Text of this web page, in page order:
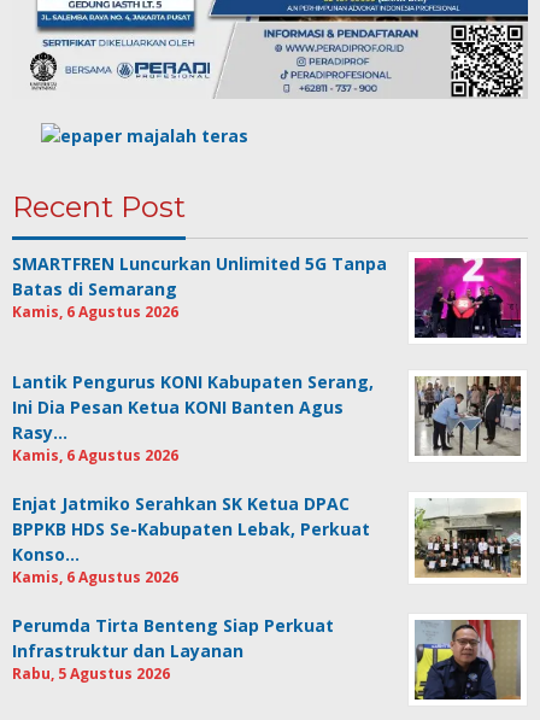
Recent Post
SMARTFREN Luncurkan Unlimited 5G Tanpa
Batas di Semarang
Kamis, 6 Agustus 2026
Lantik Pengurus KONI Kabupaten Serang,
Ini Dia Pesan Ketua KONI Banten Agus
Rasy…
Kamis, 6 Agustus 2026
Enjat Jatmiko Serahkan SK Ketua DPAC
BPPKB HDS Se-Kabupaten Lebak, Perkuat
Konso…
Kamis, 6 Agustus 2026
Perumda Tirta Benteng Siap Perkuat
Infrastruktur dan Layanan
Rabu, 5 Agustus 2026